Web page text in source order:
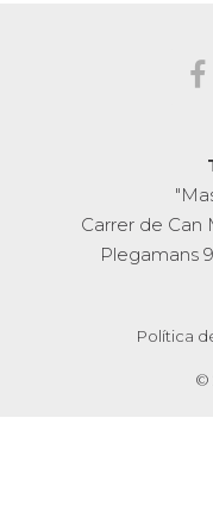
Carrer de Can
Plegamans
Política
©